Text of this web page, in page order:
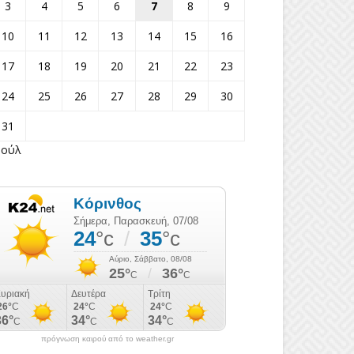
3 4 5 6 7 8
9
10
11 12 13 14 15
16
17
18 19 20 21 22
23
24
25 26 27 28 29
30
31
πρόγνωση καιρού από το weather.gr